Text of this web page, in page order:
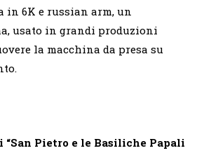
in 6K e russian arm, un
usato in grandi produzioni
la macchina da presa su
“San Pietro e le Basiliche Papali